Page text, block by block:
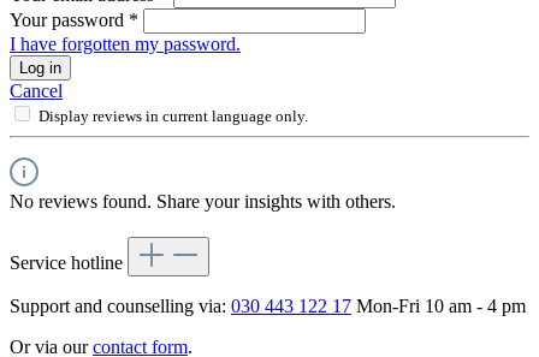
Your password *
I have forgotten my password.
Log in
Cancel
Display reviews in current language only.
No reviews found. Share your insights with others.
Service hotline
Support and counselling via: 030 443 122 17 Mon-Fri 10 am - 4 pm
Or via ourcontact form.